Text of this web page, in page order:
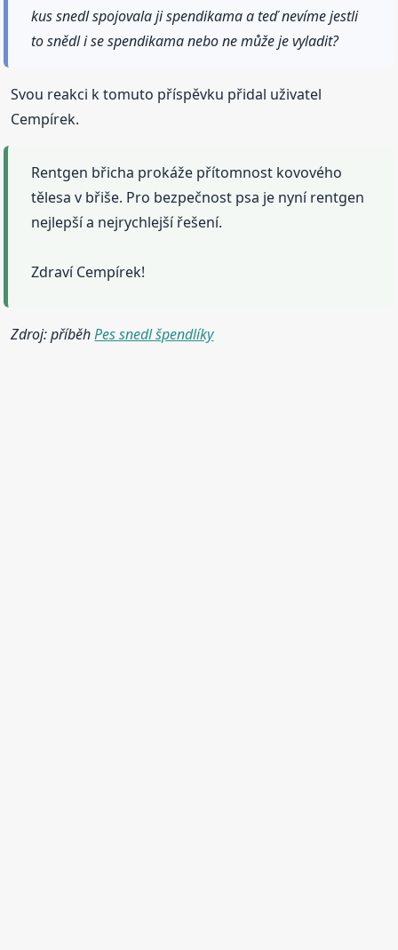
kus snedl spojovala ji spendikama a teď nevíme jestli
to snědl i se spendikama nebo ne může je vyladit?
Svou reakci k tomuto příspěvku přidal uživatel
Cempírek.
Rentgen břicha prokáže přítomnost kovového
tělesa v břiše. Pro bezpečnost psa je nyní rentgen
nejlepší a nejrychlejší řešení.
Zdraví Cempírek!
Zdroj: příběhPes snedl špendlíky